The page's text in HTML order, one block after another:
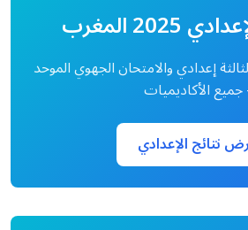
المغرب
إعدادي والامتحان الجهوي الموحد
الأكاديميات
نتائج الإعدادي